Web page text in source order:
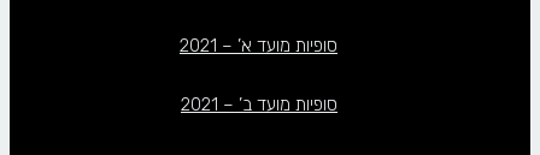
סופיות מועד א’ – 2021
סופיות מועד ב’ – 2021